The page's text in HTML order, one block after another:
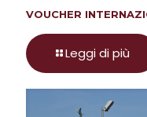
VOUCHER
Leggi di più